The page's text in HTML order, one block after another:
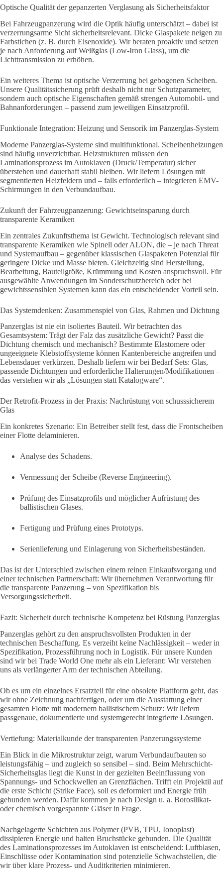
Optische Qualität der gepanzerten Verglasung als Sicherheitsfaktor
Bei Fahrzeugpanzerung wird die Optik häufig unterschätzt – dabei ist
verzerrungsarme Sicht sicherheitsrelevant. Dicke Glaspakete neigen zu
Farbstichen (z. B. durch Eisenoxide). Wir beraten proaktiv und setzen
je nach Anforderung auf Weißglas (Low-Iron Glass), um die
Lichttransmission zu erhöhen.
Ein weiteres Thema ist optische Verzerrung bei gebogenen Scheiben.
Unsere Qualitätssicherung prüft deshalb nicht nur Schutzparameter,
sondern auch optische Eigenschaften gemäß strengen Automobil- und
Bahnanforderungen – passend zum jeweiligen Einsatzprofil.
Funktionale Integration: Heizung und Sensorik im Panzerglas-System
Moderne Panzerglas-Systeme sind multifunktional. Scheibenheizungen
sind häufig unverzichtbar. Heizstrukturen müssen den
Laminationsprozess im Autoklaven (Druck/Temperatur) sicher
überstehen und dauerhaft stabil bleiben. Wir liefern Lösungen mit
segmentierten Heizfeldern und – falls erforderlich – integrieren EMV-
Schirmungen in den Verbundaufbau.
Zukunft der Fahrzeugpanzerung: Gewichtseinsparung durch
transparente Keramiken
Ein zentrales Zukunftsthema ist Gewicht. Technologisch relevant sind
transparente Keramiken wie Spinell oder ALON, die – je nach Threat
und Systemaufbau – gegenüber klassischen Glaspaketen Potenzial für
geringere Dicke und Masse bieten. Gleichzeitig sind Herstellung,
Bearbeitung, Bauteilgröße, Krümmung und Kosten anspruchsvoll. Für
ausgewählte Anwendungen im Sonderschutzbereich oder bei
gewichtssensiblen Systemen kann das ein entscheidender Vorteil sein.
Das Systemdenken: Zusammenspiel von Glas, Rahmen und Dichtung
Panzerglas ist nie ein isoliertes Bauteil. Wir betrachten das
Gesamtsystem: Trägt der Falz das zusätzliche Gewicht? Passt die
Dichtung chemisch und mechanisch? Bestimmte Elastomere oder
ungeeignete Klebstoffsysteme können Kantenbereiche angreifen und
Lebensdauer verkürzen. Deshalb liefern wir bei Bedarf Sets: Glas,
passende Dichtungen und erforderliche Halterungen/Modifikationen –
das verstehen wir als „Lösungen statt Katalogware“.
Der Retrofit-Prozess in der Praxis: Nachrüstung von schusssicherem
Glas
Ein konkretes Szenario: Ein Betreiber stellt fest, dass die Frontscheiben
einer Flotte delaminieren.
Analyse des Schadens.
Vermessung der Scheibe (Reverse Engineering).
Prüfung des Einsatzprofils und möglicher Aufrüstung des
ballistischen Glases.
Fertigung und Prüfung eines Prototyps.
Serienlieferung und Einlagerung von Sicherheitsbeständen.
Das ist der Unterschied zwischen einem reinen Einkaufsvorgang und
einer technischen Partnerschaft: Wir übernehmen Verantwortung für
die transparente Panzerung – von Spezifikation bis
Versorgungssicherheit.
Fazit: Sicherheit durch technische Kompetenz bei Rüstung Panzerglas
Panzerglas gehört zu den anspruchsvollsten Produkten in der
technischen Beschaffung. Es verzeiht keine Nachlässigkeit – weder in
Spezifikation, Prozessführung noch in Logistik. Für unsere Kunden
sind wir bei Trade World One mehr als ein Lieferant: Wir verstehen
uns als verlängerter Arm der technischen Abteilung.
Ob es um ein einzelnes Ersatzteil für eine obsolete Plattform geht, das
wir ohne Zeichnung nachfertigen, oder um die Ausstattung einer
gesamten Flotte mit modernem ballistischem Schutz: Wir liefern
passgenaue, dokumentierte und systemgerecht integrierte Lösungen.
Vertiefung: Materialkunde der transparenten Panzerungssysteme
Ein Blick in die Mikrostruktur zeigt, warum Verbundaufbauten so
leistungsfähig – und zugleich so sensibel – sind. Beim Mehrschicht-
Sicherheitsglas liegt die Kunst in der gezielten Beeinflussung von
Spannungs- und Schockwellen an Grenzflächen. Trifft ein Projektil auf
die erste Schicht (Strike Face), soll es deformiert und Energie früh
gebunden werden. Dafür kommen je nach Design u. a. Borosilikat-
oder chemisch vorgespannte Gläser in Frage.
Nachgelagerte Schichten aus Polymer (PVB, TPU, Ionoplast)
dissipieren Energie und halten Bruchstücke gebunden. Die Qualität
des Laminationsprozesses im Autoklaven ist entscheidend: Luftblasen,
Einschlüsse oder Kontamination sind potenzielle Schwachstellen, die
wir über klare Prozess- und Auditkriterien minimieren.